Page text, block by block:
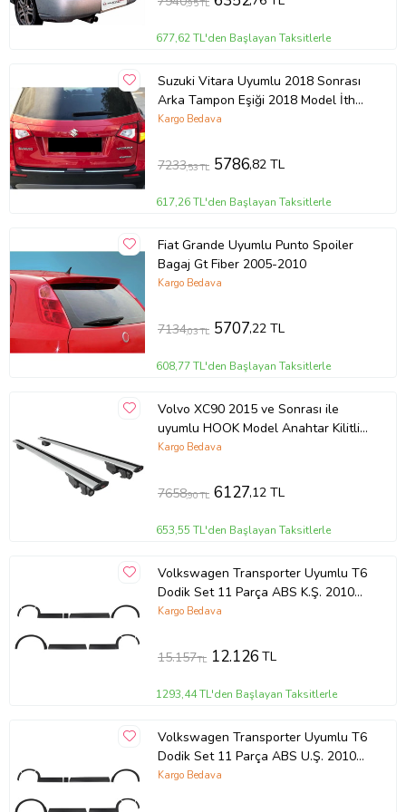
,95 TL
677,62 TL'den Başlayan Taksitlerle
Suzuki Vitara Uyumlu 2018 Sonrası
Arka Tampon Eşiği 2018 Model İthal
Üründür
Kargo Bedava
7233,53 TL 5786,82 TL
617,26 TL'den Başlayan Taksitlerle
Fiat Grande Uyumlu Punto Spoiler
Bagaj Gt Fiber 2005-2010
Kargo Bedava
7134,03 TL 5707,22 TL
608,77 TL'den Başlayan Taksitlerle
Volvo XC90 2015 ve Sonrası ile
uyumlu HOOK Model Anahtar Kilitli
Ara Atkı Tavan Barı GRİ
Kargo Bedava
7658,90 TL 6127,12 TL
653,55 TL'den Başlayan Taksitlerle
Volkswagen Transporter Uyumlu T6
Dodik Set 11 Parça ABS K.Ş. 2010
2014 Model Aras
Kargo Bedava
15.157TL 12.126TL
1293,44 TL'den Başlayan Taksitlerle
Volkswagen Transporter Uyumlu T6
Dodik Set 11 Parça ABS U.Ş. 2010
2014 Model Arası
Kargo Bedava